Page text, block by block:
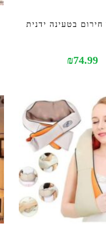
חירום בטעינה ידנית
₪74.99